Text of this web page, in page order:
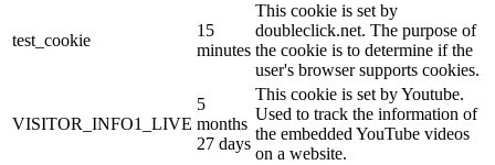
test_cookie
15
minutes
This cookie is set by
doubleclick.net. The purpose of
the cookie is to determine if the
user's browser supports cookies.
VISITOR_INFO1_LIVE
5
months
27 days
This cookie is set by Youtube.
Used to track the information of
the embedded YouTube videos
on a website.